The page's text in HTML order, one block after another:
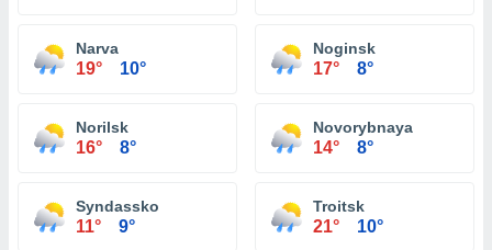
Narva
19° 10°
Noginsk
17° 8°
Norilsk
16° 8°
Novorybnaya
14° 8°
Syndassko
11° 9°
Troitsk
21° 10°